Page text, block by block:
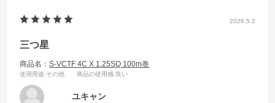
2026.5.2
三つ星
商品名：S-VCTF 4C X 1.25SQ 100m巻
使用用途:その他 商品の使用感:良い
ユキャン